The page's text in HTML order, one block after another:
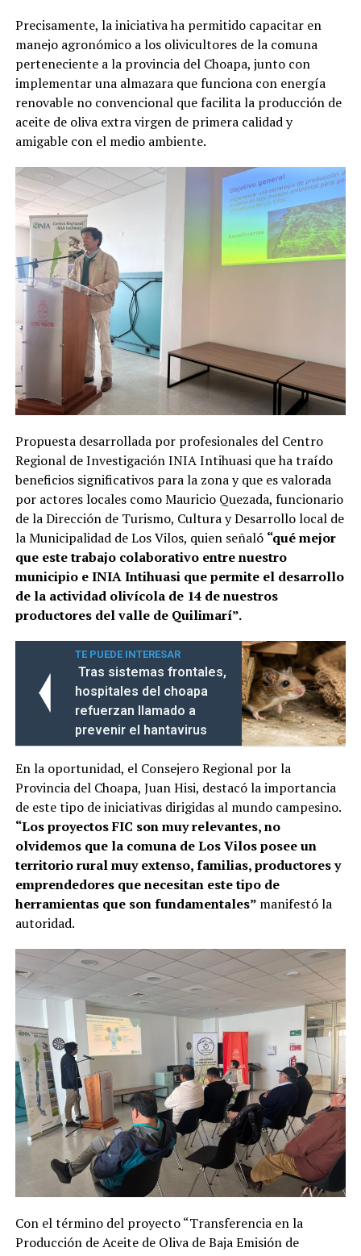
Precisamente, la iniciativa ha permitido capacitar en
manejo agronómico a los olivicultores de la comuna
perteneciente a la provincia del Choapa, junto con
implementar una almazara que funciona con energía
renovable no convencional que facilita la producción de
aceite de oliva extra virgen de primera calidad y
amigable con el medio ambiente.
Propuesta desarrollada por profesionales del Centro
Regional de Investigación INIA Intihuasi que ha traído
beneficios significativos para la zona y que es valorada
por actores locales como Mauricio Quezada, funcionario
de la Dirección de Turismo, Cultura y Desarrollo local de
la Municipalidad de Los Vilos, quien señaló “qué mejor
que este trabajo colaborativo entre nuestro
municipio e INIA Intihuasi que permite el desarrollo
de la actividad olivícola de 14 de nuestros
productores del valle de Quilimarí”.
TE PUEDE INTERESAR
Tras sistemas frontales,
hospitales del choapa
refuerzan llamado a
prevenir el hantavirus
En la oportunidad, el Consejero Regional por la
Provincia del Choapa, Juan Hisi, destacó la importancia
de este tipo de iniciativas dirigidas al mundo campesino.
“Los proyectos FIC son muy relevantes, no
olvidemos que la comuna de Los Vilos posee un
territorio rural muy extenso, familias, productores y
emprendedores que necesitan este tipo de
herramientas que son fundamentales” manifestó la
autoridad.
Con el término del proyecto “Transferencia en la
Producción de Aceite de Oliva de Baja Emisión de